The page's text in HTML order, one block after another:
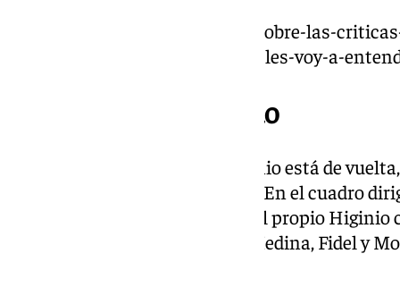
https://www.101tv.es/pellicer-sobre-las-
entrenar-a-pellegrini-como-no-les-voy-a-
Un Albacete trabajado
Por parte del cuadro local, Higinio está de
Marchán y Javi Rueda son caja. En el cuadro
González, destacan Morcillo y el propio
seis goles, mientras que Agus Medina, Fidel y